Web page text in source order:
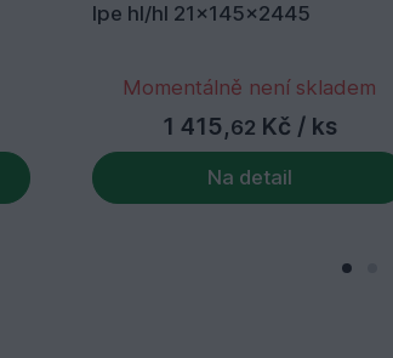
Ipe hl/hl 21x145x2445
Momentálně není skladem
1 415,62 Kč / ks
Na detail